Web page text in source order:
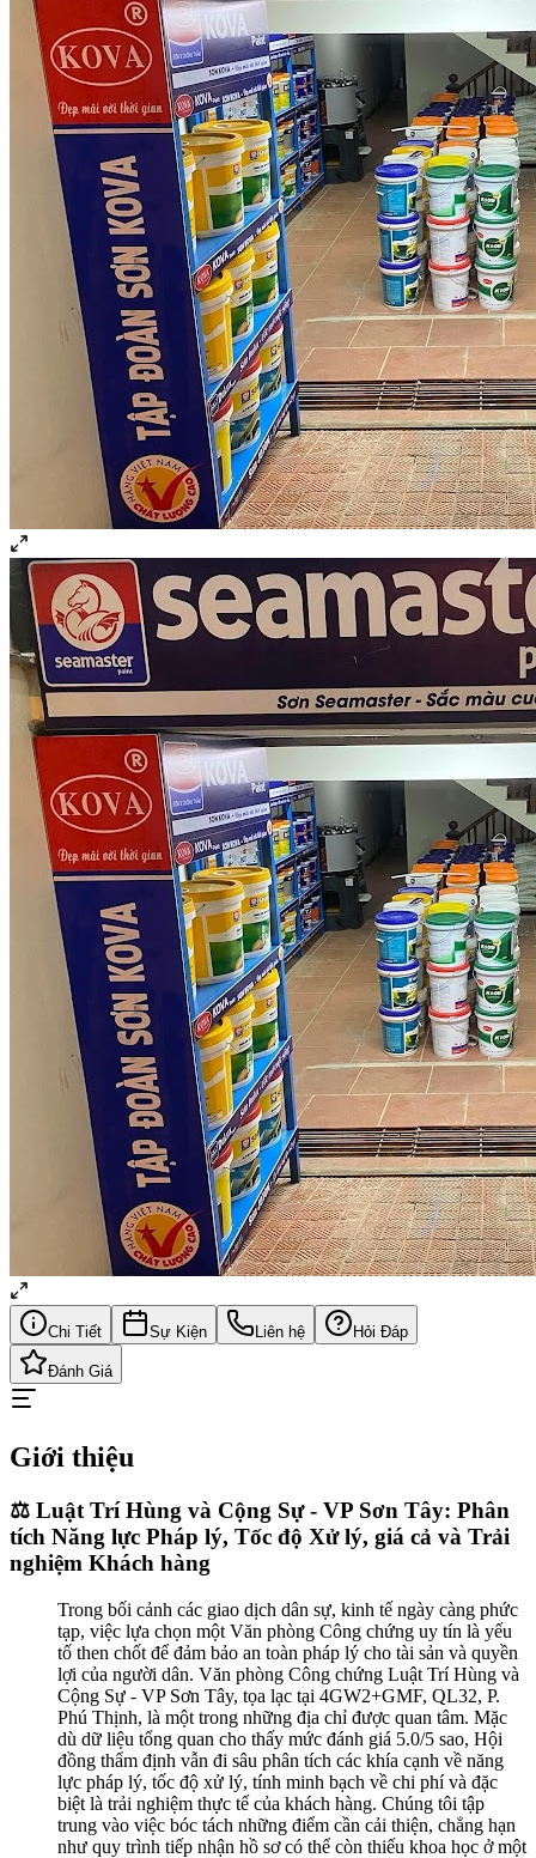
Chi Tiết Sự Kiện Liên hệ Hỏi Đáp
Đánh Giá
Giới thiệu
⚖️ Luật Trí Hùng và Cộng Sự - VP Sơn Tây: Phân
tích Năng lực Pháp lý, Tốc độ Xử lý, giá cả và Trải
nghiệm Khách hàng
Trong bối cảnh các giao dịch dân sự, kinh tế ngày càng phức
tạp, việc lựa chọn một Văn phòng Công chứng uy tín là yếu
tố then chốt để đảm bảo an toàn pháp lý cho tài sản và quyền
lợi của người dân. Văn phòng Công chứng Luật Trí Hùng và
Cộng Sự - VP Sơn Tây, tọa lạc tại 4GW2+GMF, QL32, P.
Phú Thịnh, là một trong những địa chỉ được quan tâm. Mặc
dù dữ liệu tổng quan cho thấy mức đánh giá 5.0/5 sao, Hội
đồng thẩm định vẫn đi sâu phân tích các khía cạnh về năng
lực pháp lý, tốc độ xử lý, tính minh bạch về chi phí và đặc
biệt là trải nghiệm thực tế của khách hàng. Chúng tôi tập
trung vào việc bóc tách những điểm cần cải thiện, chẳng hạn
như quy trình tiếp nhận hồ sơ có thể còn thiếu khoa học ở một